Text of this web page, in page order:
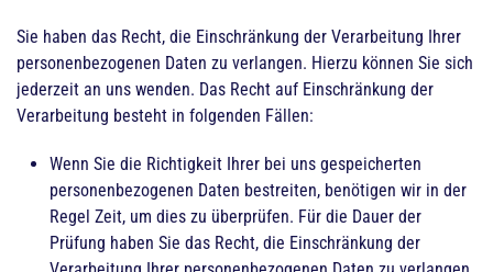
Sie haben das Recht, die Einschränkung der Verarbeitung Ihrer
personenbezogenen Daten zu verlangen. Hierzu können Sie sich
jederzeit an uns wenden. Das Recht auf Einschränkung der
Verarbeitung besteht in folgenden Fällen:
Wenn Sie die Richtigkeit Ihrer bei uns gespeicherten
personenbezogenen Daten bestreiten, benötigen wir in der
Regel Zeit, um dies zu überprüfen. Für die Dauer der
Prüfung haben Sie das Recht, die Einschränkung der